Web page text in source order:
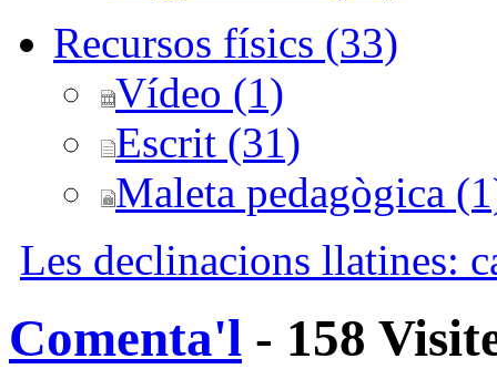
Recursos físics (33)
Vídeo (1)
Escrit (31)
Maleta pedagògica
Les declinacions llatines:
Comenta'l - 158